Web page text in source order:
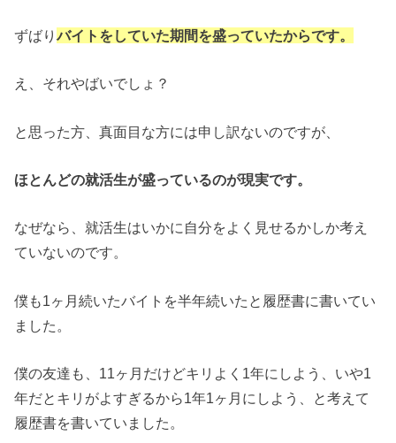
ずばりバイトをしていた期間を盛っていたからです。
え、それやばいでしょ？
と思った方、真面目な方には申し訳ないのですが、
ほとんどの就活生が盛っているのが現実です。
なぜなら、就活生はいかに自分をよく見せるかしか考え
ていないのです。
僕も1ヶ月続いたバイトを半年続いたと履歴書に書いてい
ました。
僕の友達も、11ヶ月だけどキリよく1年にしよう、いや1
年だとキリがよすぎるから1年1ヶ月にしよう、と考えて
履歴書を書いていました。